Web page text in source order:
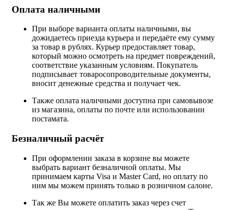
Оплата наличными
При выборе варианта оплаты наличными, вы
дожидаетесь приезда курьера и передаёте ему сумму
за товар в рублях. Курьер предоставляет товар,
который можно осмотреть на предмет повреждений,
соответствие указанным условиям. Покупатель
подписывает товаросопроводительные документы,
вносит денежные средства и получает чек.
Также оплата наличными доступна при самовывозе
из магазина, оплаты по почте или использовании
постамата.
Безналичный расчёт
При оформлении заказа в корзине вы можете
выбрать вариант безналичной оплаты. Мы
принимаем карты Visa и Master Card, но оплату по
ним мы можем принять только в розничном салоне.
Так же Вы можете оплатить заказ через счет